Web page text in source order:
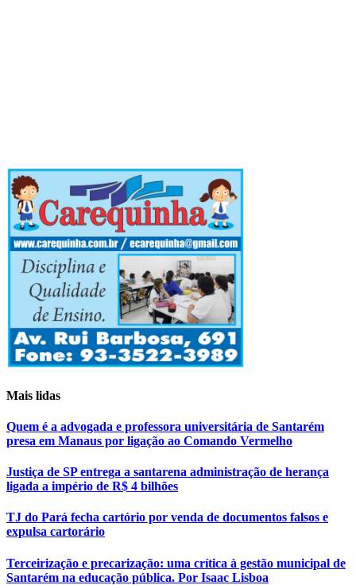
Mais lidas
Quem é a advogada e professora universitária de Santarém
presa em Manaus por ligação ao Comando Vermelho
Justiça de SP entrega a santarena administração de herança
ligada a império de R$ 4 bilhões
TJ do Pará fecha cartório por venda de documentos falsos e
expulsa cartorário
Terceirização e precarização: uma crítica à gestão municipal de
Santarém na educação pública. Por Isaac Lisboa